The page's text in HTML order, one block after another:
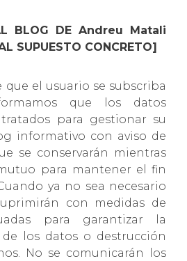
BLOG DE Andreu Matali
SUPUESTO CONCRETO]
que el usuario se subscriba
que los datos
para gestionar su
informativo con aviso de
se conservarán mientras
para mantener el fin
ya no sea necesario
con medidas de
para garantizar la
los datos o destrucción
No se comunicarán los